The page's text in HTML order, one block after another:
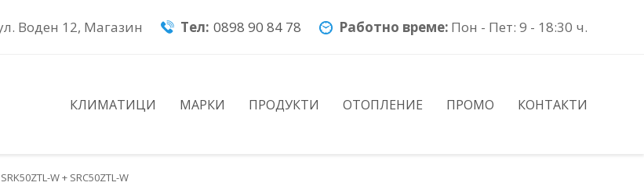
Воден 12, Магазин Тел: 0898 90 84 78 Работно време: Пон - Пет: 9 - 18:30 ч.
КЛИМАТИЦИ МАРКИ ПРОДУКТИ ОТОПЛЕНИЕ ПРОМО КОНТАКТИ
W + SRC50ZTL-W